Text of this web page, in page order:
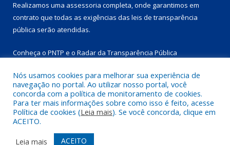
Realizamos uma assessoria completa, onde garantimos em
contrato que todas as exigências das leis de transparência
pública serão atendidas.
Conheça o PNTP e o Radar da Transparência Pública
Todos os direitos reservados a Prefeitura Municipal de
Marapanim.
Mapa do Site Acessar Área Administrativa
Nós usamos cookies para melhorar sua experiência de
navegação no portal. Ao utilizar nosso portal, você
concorda com a política de monitoramento de cookies.
Para ter mais informações sobre como isso é feito, acesse
Política de cookies (Leia mais). Se você concorda, clique em
ACEITO.
Leia mais
ACEITO